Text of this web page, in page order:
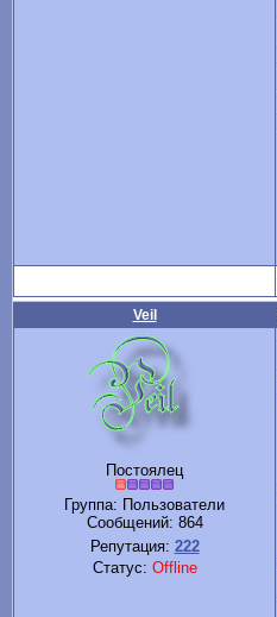
Veil
Постоялец
Группа: Пользователи
Сообщений: 864
Репутация: 222
Статус: Offline